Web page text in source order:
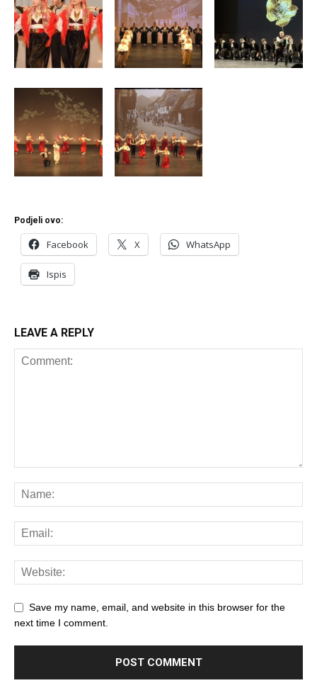
Podjeli ovo:
Facebook X WhatsApp
Ispis
LEAVE A REPLY
Save my name, email, and website in this browser for the
next time I comment.